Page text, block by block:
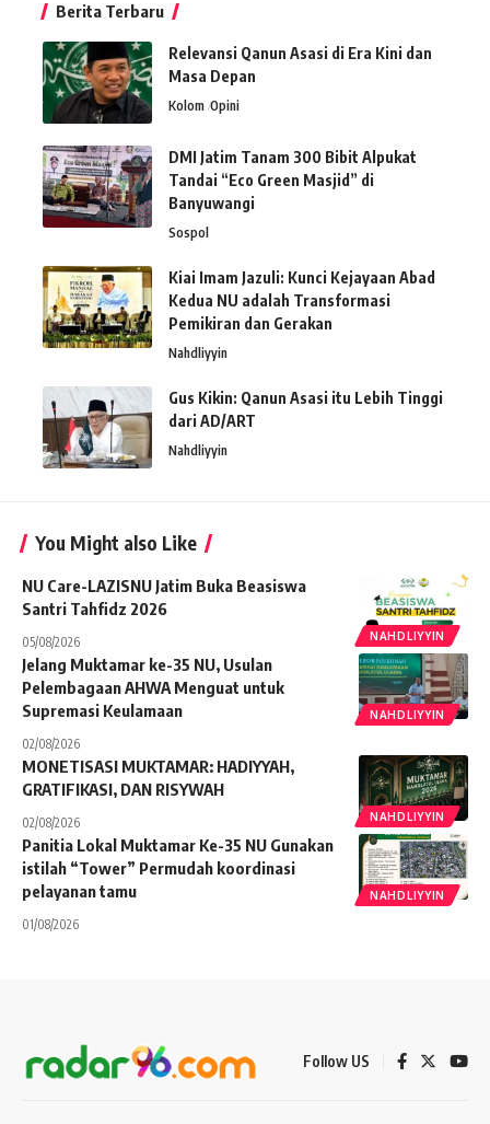
Berita Terbaru
Relevansi Qanun Asasi di Era Kini dan
Masa Depan
Kolom Opini
DMI Jatim Tanam 300 Bibit Alpukat
Tandai “Eco Green Masjid” di
Banyuwangi
Sospol
Kiai Imam Jazuli: Kunci Kejayaan Abad
Kedua NU adalah Transformasi
Pemikiran dan Gerakan
Nahdliyyin
Gus Kikin: Qanun Asasi itu Lebih Tinggi
dari AD/ART
Nahdliyyin
You Might also Like
NAHDLIYYIN
NU Care-LAZISNU Jatim Buka Beasiswa
Santri Tahfidz 2026
05/08/2026
NAHDLIYYIN
Jelang Muktamar ke-35 NU, Usulan
Pelembagaan AHWA Menguat untuk
Supremasi Keulamaan
02/08/2026
NAHDLIYYIN
MONETISASI MUKTAMAR: HADIYYAH,
GRATIFIKASI, DAN RISYWAH
02/08/2026
NAHDLIYYIN
Panitia Lokal Muktamar Ke-35 NU Gunakan
istilah “Tower” Permudah koordinasi
pelayanan tamu
01/08/2026
Follow US